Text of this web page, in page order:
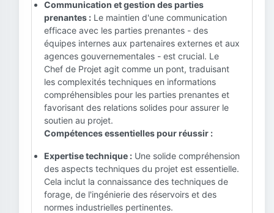
Communication et gestion des parties
prenantes : Le maintien d'une communication
efficace avec les parties prenantes - des
équipes internes aux partenaires externes et aux
agences gouvernementales - est crucial. Le
Chef de Projet agit comme un pont, traduisant
les complexités techniques en informations
compréhensibles pour les parties prenantes et
favorisant des relations solides pour assurer le
soutien au projet.
Compétences essentielles pour réussir :
Expertise technique : Une solide compréhension
des aspects techniques du projet est essentielle.
Cela inclut la connaissance des techniques de
forage, de l'ingénierie des réservoirs et des
normes industrielles pertinentes.